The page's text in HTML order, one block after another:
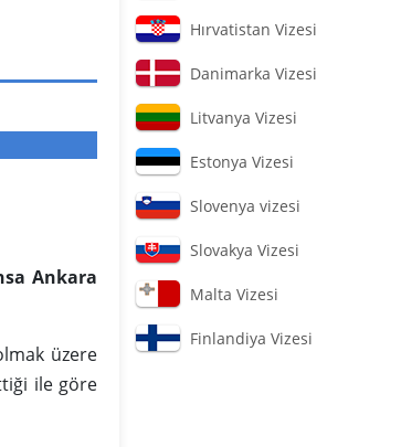
Ankara
üzere
ile göre
Hırvatistan Vizesi
Danimarka Vizesi
Litvanya Vizesi
Estonya Vizesi
Slovenya vizesi
Slovakya Vizesi
Malta Vizesi
Finlandiya Vizesi